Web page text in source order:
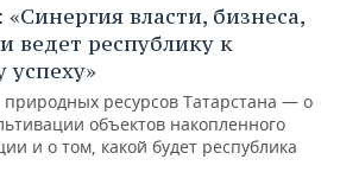
власти, бизнеса,
ведет республику к
успеху»
ресурсов Татарстана — о
объектов накопленного
и о том, какой будет республика